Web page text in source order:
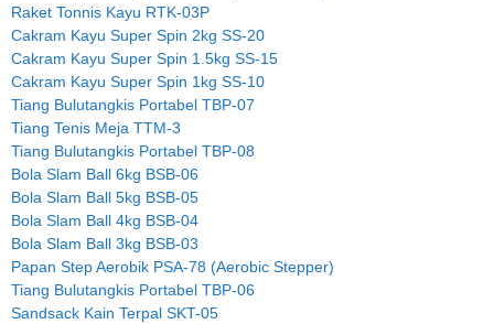
Raket Tonnis Kayu RTK-03P
Cakram Kayu Super Spin 2kg SS-20
Cakram Kayu Super Spin 1.5kg SS-15
Cakram Kayu Super Spin 1kg SS-10
Tiang Bulutangkis Portabel TBP-07
Tiang Tenis Meja TTM-3
Tiang Bulutangkis Portabel TBP-08
Bola Slam Ball 6kg BSB-06
Bola Slam Ball 5kg BSB-05
Bola Slam Ball 4kg BSB-04
Bola Slam Ball 3kg BSB-03
Papan Step Aerobik PSA-78 (Aerobic Stepper)
Tiang Bulutangkis Portabel TBP-06
Sandsack Kain Terpal SKT-05